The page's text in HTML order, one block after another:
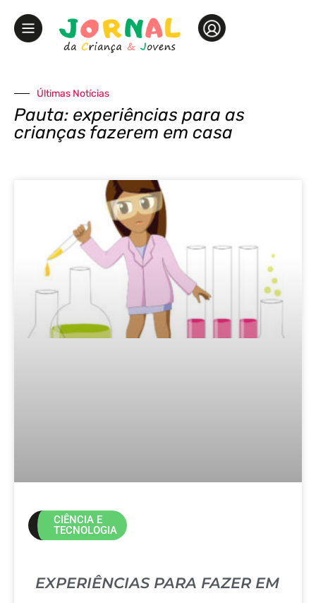
Últimas Notícias
Pauta: experiências para as
crianças fazerem em casa
CIÊNCIA E
TECNOLOGIA
EXPERIÊNCIAS PARA FAZER EM